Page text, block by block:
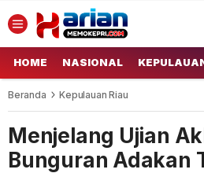
HOME NASIONAL
Beranda Kepulauan Riau
Menjelang Ujian
Bunguran Adakan